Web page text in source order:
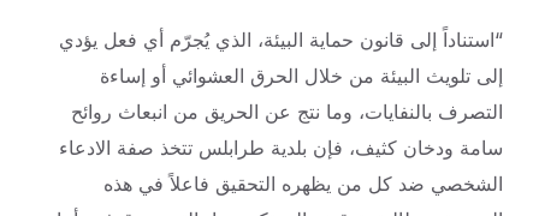
“استناداً إلى قانون حماية البيئة، الذي يُجرّم أي فعل يؤدي
إلى تلويث البيئة من خلال الحرق العشوائي أو إساءة
التصرف بالنفايات، وما نتج عن الحريق من انبعاث روائح
سامة ودخان كثيف، فإن بلدية طرابلس تتخذ صفة الادعاء
الشخصي ضد كل من يظهره التحقيق فاعلاً في هذه